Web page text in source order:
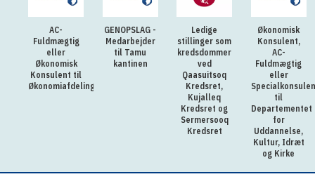
AC-
Fuldmægtig
eller
Økonomisk
Konsulent til
Økonomiafdelingen
GENOPSLAG -
Medarbejder
til Tamu
kantinen
Ledige
stillinger som
kredsdommer
ved
Qaasuitsoq
Kredsret,
Kujalleq
Kredsret og
Sermersooq
Kredsret
Økonomisk
Konsulent,
AC-
Fuldmægtig
eller
til
Departementet
for
Uddannelse,
Kultur, Idræt
og Kirke